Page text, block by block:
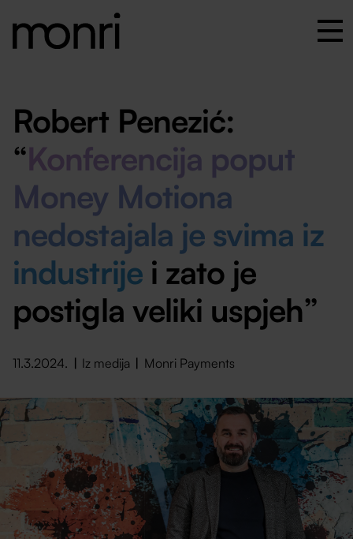
Robert Penezić:
“Konferencija poput
Money Motiona
nedostajala je svima iz
industrijei zato je
postigla veliki uspjeh”
11.3.2024. Iz medija Monri Payments